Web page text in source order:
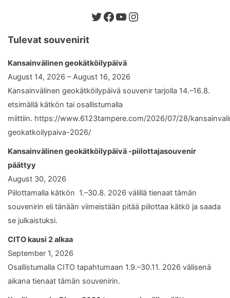
Twitter
Facebook
YouTube
Instagram
Tulevat souvenirit
Kansainvälinen geokätköilypäivä
August 14, 2026 – August 16, 2026
Kansainvälinen geokätköilypäivä souvenir tarjolla 14.–16.8.
etsimällä kätkön tai osallistumalla
miittiin. https://www.6123tampere.com/2026/07/28/
geokatkoilypaiva-2026/
Kansainvälinen geokätköilypäivä -piilottajasouvenir
päättyy
August 30, 2026
Piilottamalla kätkön 1.–30.8. 2026 välillä tienaat tämän
souvenirin eli tänään viimeistään pitää piilottaa kätkö ja saada
se julkaistuksi.
CITO kausi 2 alkaa
September 1, 2026
Osallistumalla CITO tapahtumaan 1.9.–30.11. 2026 välisenä
aikana tienaat tämän souvenirin.